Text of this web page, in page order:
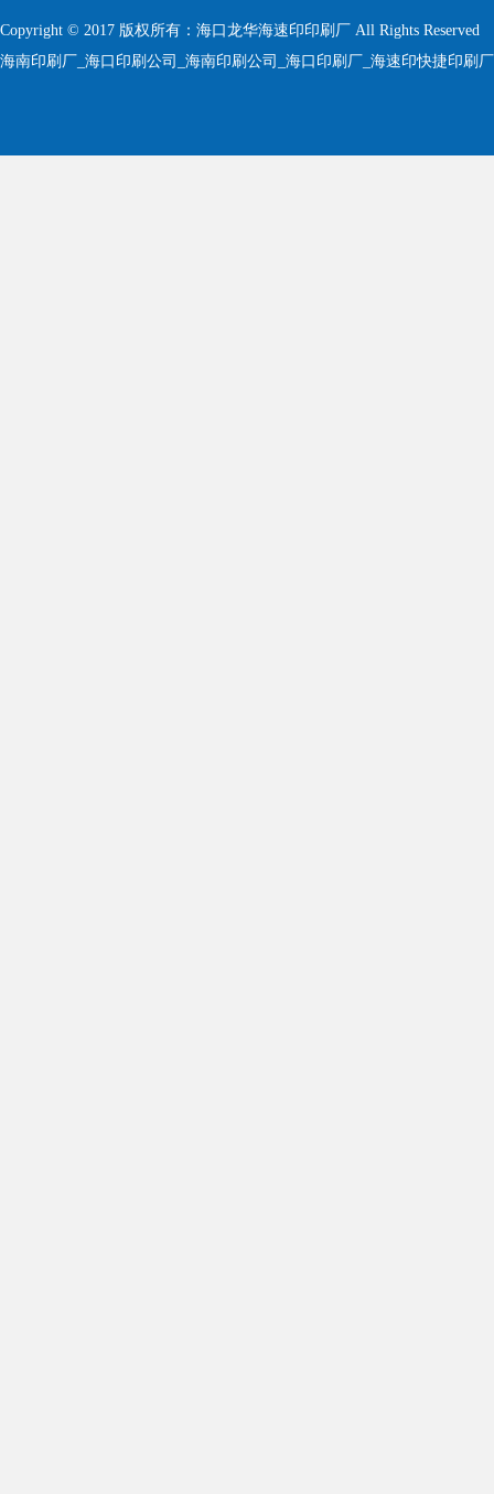
Copyright © 2017 版权所有：海口龙华海速印印刷厂 All Rights Reserved
海南印刷厂_海口印刷公司_海南印刷公司_海口印刷厂_海速印快捷印刷厂